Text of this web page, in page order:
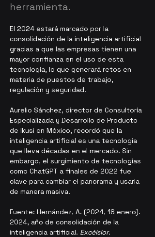
herramienta.
El 2024 estará marcado por la
consolidación de la inteligencia artificial
gracias a que las empresas tienen una
mayor confianza en el uso de esta
tecnología, lo que generará retos en
materia de puestos de trabajo,
regulación y seguridad.
Aurelio Sánchez, director de Consultoría
Especializada y Desarrollo de Producto
de Ikusi en México, recordó que la
inteligencia artificial es una tecnología
que lleva décadas en el mercado. Sin
embargo, el surgimiento de tecnologías
como ChatGPT a finales de 2022 fue
clave para cambiar el panorama y usarla
de manera masiva.
Fuente: Hernández, A. (2024, 18 enero).
2024, año de consolidación de la
inteligencia artificial. Excélsior.